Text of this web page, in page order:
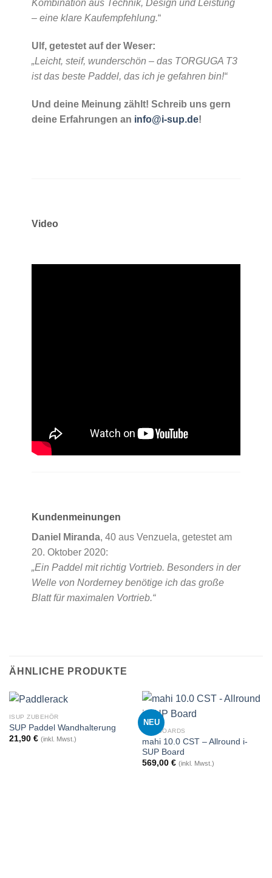
Kombination aus Technik, Design und Leistung
– eine klare Kaufempfehlung.“
Ulf, getestet auf der Weser:
„Leicht, steif, wunderschön – das TORGUGA T3
ist das beste Paddel, das ich je gefahren bin!“
Und deine Meinung zählt! Schreib uns gern
deine Erfahrungen an info@i-sup.de!
Video
Kundenmeinungen
Daniel Miranda, 40 aus Venzuela, getestet am
20. Oktober 2020:
„Ein Paddel mit richtig Vortrieb. Besonders in der
Welle von Norderney benötige ich das große
Blatt für maximalen Vortrieb.“
ÄHNLICHE PRODUKTE
ISUP ZUBEHÖR
SUP Paddel Wandhalterung
21,90 € (inkl. Mwst.)
NEU
SUP BOARDS
mahi 10.0 CST – Allround i-
SUP Board
569,00 € (inkl. Mwst.)